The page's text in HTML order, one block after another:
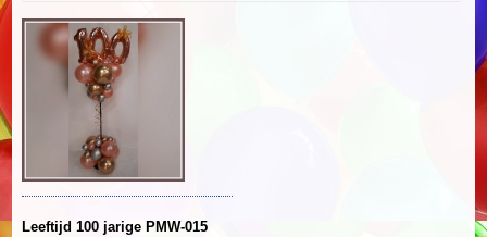
Leeftijd 100 jarige PMW-015